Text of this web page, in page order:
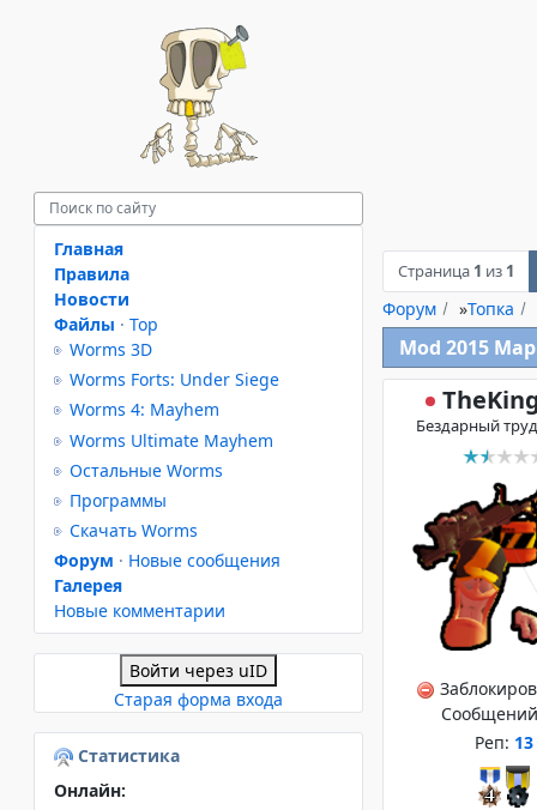
Страница 1 из 1
Форум »Топка
Mod 2015
Бездарный
Реп: 13
Главная
Правила
Новости
Файлы · Top
Worms 3D
Worms Forts: Under Siege
Worms 4: Mayhem
Worms Ultimate Mayhem
Остальные Worms
Программы
Скачать Worms
Форум · Новые сообщения
Галерея
Новые комментарии
Войти через uID
Старая форма входа
Статистика
Онлайн: